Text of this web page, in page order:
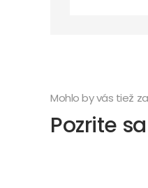
Mohlo by vás tiež
Pozrite